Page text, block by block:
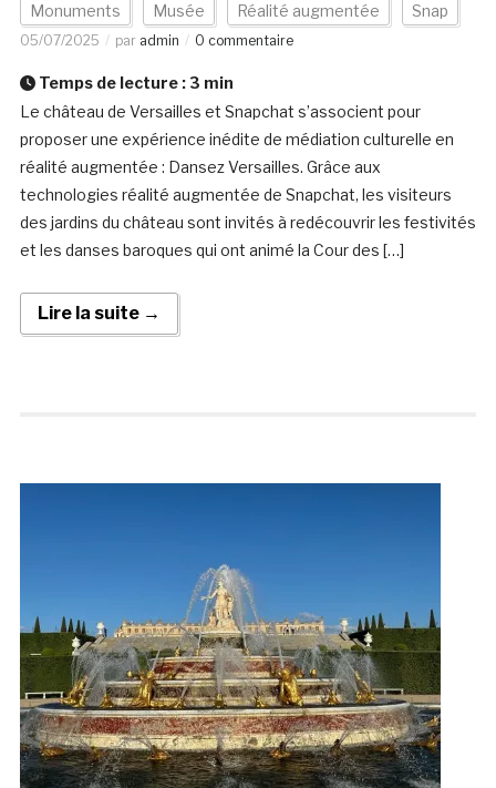
Monuments Musée Réalité augmentée Snap
05/07/2025 par admin 0 commentaire
Temps de lecture : 3 min
Le château de Versailles et Snapchat s’associent pour
proposer une expérience inédite de médiation culturelle en
réalité augmentée : Dansez Versailles. Grâce aux
technologies réalité augmentée de Snapchat, les visiteurs
des jardins du château sont invités à redécouvrir les festivités
et les danses baroques qui ont animé la Cour des […]
Lire la suite →